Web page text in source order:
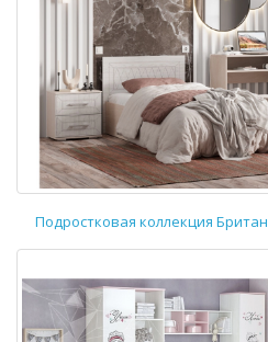
Подростковая коллекция